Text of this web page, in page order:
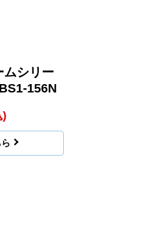
シリー
156N
)